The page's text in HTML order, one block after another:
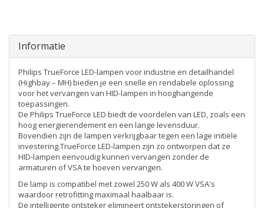
Informatie
Philips TrueForce LED-lampen voor industrie en detailhandel
(Highbay – MH) bieden je een snelle en rendabele oplossing
voor het vervangen van HID-lampen in hooghangende
toepassingen.
De Philips TrueForce LED biedt de voordelen van LED, zoals een
hoog energierendement en een lange levensduur.
Bovendien zijn de lampen verkrijgbaar tegen een lage initiële
investering.TrueForce LED-lampen zijn zo ontworpen dat ze
HID-lampen eenvoudig kunnen vervangen zonder de
armaturen of VSA te hoeven vervangen.
De lamp is compatibel met zowel 250 W als 400 W VSA's
waardoor retrofitting maximaal haalbaar is.
De intelligente ontsteker elimineert ontstekerstoringen of